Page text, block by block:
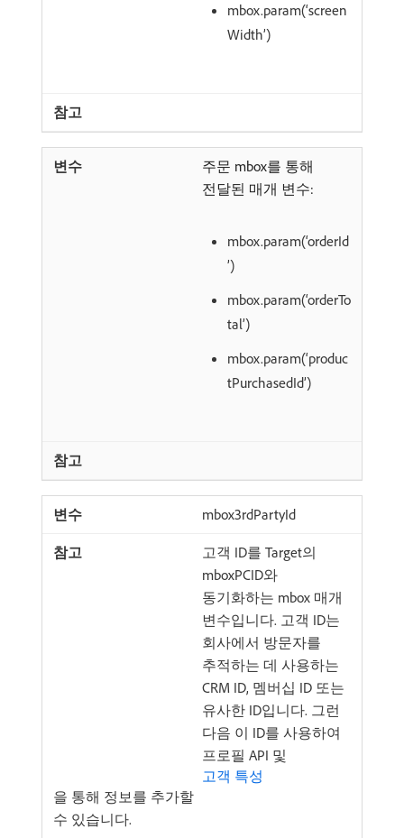
mbox.param(‘screen
Width’)
주문 mbox를 통해
전달된 매개 변수:
mbox.param(‘orderId
’)
mbox.param(‘orderTo
tal’)
mbox.param(‘produc
tPurchasedId’)
mbox3rdPartyId
고객 ID를 Target의
mboxPCID와
동기화하는 mbox 매개
변수입니다. 고객 ID는
회사에서 방문자를
추적하는 데 사용하는
CRM ID, 멤버십 ID 또는
유사한 ID입니다. 그런
다음 이 ID를 사용하여
프로필 API 및
고객 특성
을 통해 정보를 추가할
수 있습니다.